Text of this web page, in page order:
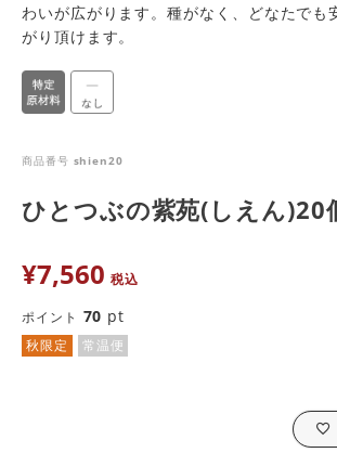
わいが広がります。種がなく、どなたでも
がり頂けます。
商品番号 shien20
ひとつぶの紫苑(しえん)20
¥7,560 税込
ポイント 70 pt
秋限定 常温便